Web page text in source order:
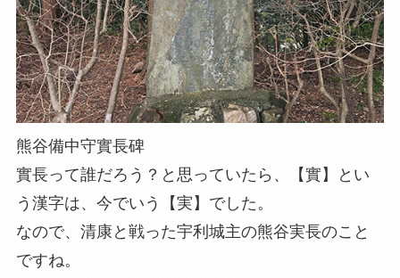
熊谷備中守實長碑
實長って誰だろう？と思っていたら、【實】とい
う漢字は、今でいう【実】でした。
なので、清康と戦った宇利城主の熊谷実長のこと
ですね。